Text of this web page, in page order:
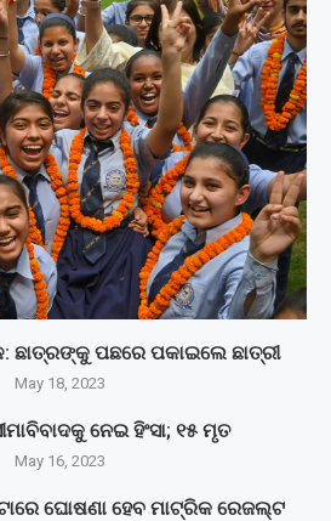
ଛାତ୍ରଙ୍କୁ ପଛରେ ପକାଇଲେ ଛାତ୍ରୀ
May 18, 2023
ନେଇ ହିଂସା; ୧୫ ମୃତ
May 16, 2023
ଘୋଷଣା ହେବ ମାଟ୍ରିକ ରେଜଲ୍ଟ